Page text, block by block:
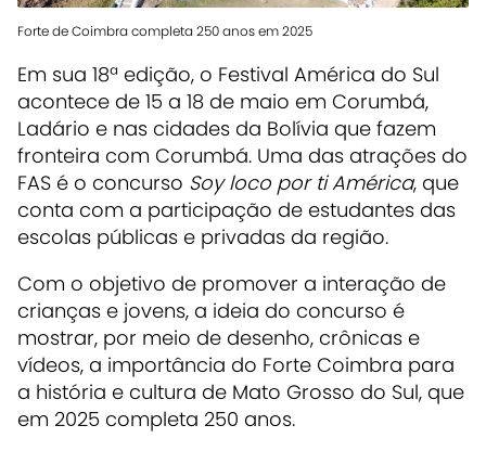
Forte de Coimbra completa 250 anos em 2025
Em sua 18ª edição, o Festival América do Sul
acontece de 15 a 18 de maio em Corumbá,
Ladário e nas cidades da Bolívia que fazem
fronteira com Corumbá. Uma das atrações do
FAS é o concurso Soy loco por ti América, que
conta com a participação de estudantes das
escolas públicas e privadas da região.
Com o objetivo de promover a interação de
crianças e jovens, a ideia do concurso é
mostrar, por meio de desenho, crônicas e
vídeos, a importância do Forte Coimbra para
a história e cultura de Mato Grosso do Sul, que
em 2025 completa 250 anos.